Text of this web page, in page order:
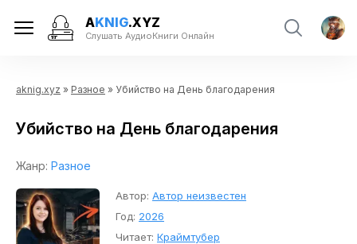
AKNIG.XYZ
Слушать АудиоКниги Онлайн
aknig.xyz » Разное » Убийство на День благодарения
Убийство на День благодарения
Жанр: Разное
Автор: Автор неизвестен
Год: 2026
Читает: Краймтубер